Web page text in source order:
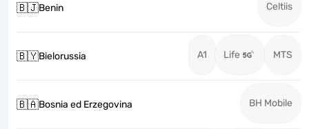
🇧🇯Benin Celtiis
🇧🇾Bielorussia A1 Life MTS
🇧🇦Bosnia ed Erzegovina BH Mobile